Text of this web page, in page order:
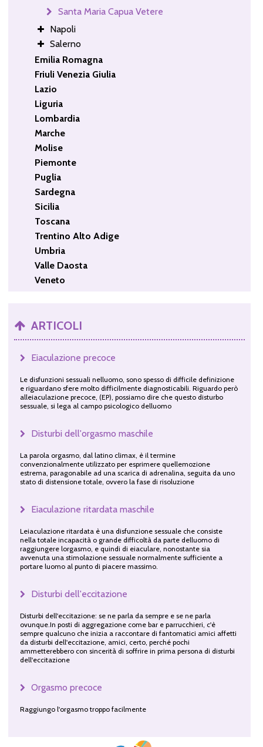
Santa Maria Capua Vetere
Napoli
Salerno
Emilia Romagna
Friuli Venezia Giulia
Lazio
Liguria
Lombardia
Marche
Molise
Piemonte
Puglia
Sardegna
Sicilia
Toscana
Trentino Alto Adige
Umbria
Valle Daosta
Veneto
ARTICOLI
Eiaculazione precoce
Le disfunzioni sessuali nelluomo, sono spesso di difficile definizione
e riguardano sfere molto difficilmente diagnosticabili. Riguardo però
alleiaculazione precoce, (EP), possiamo dire che questo disturbo
sessuale, si lega al campo psicologico delluomo
Disturbi dell'orgasmo maschile
La parola orgasmo, dal latino climax, è il termine
convenzionalmente utilizzato per esprimere quellemozione
estrema, paragonabile ad una scarica di adrenalina, seguita da uno
stato di distensione totale, ovvero la fase di risoluzione
Eiaculazione ritardata maschile
Leiaculazione ritardata è una disfunzione sessuale che consiste
nella totale incapacità o grande difficoltà da parte delluomo di
raggiungere lorgasmo, e quindi di eiaculare, nonostante sia
avvenuta una stimolazione sessuale normalmente sufficiente a
portare luomo al punto di piacere massimo.
Disturbi dell'eccitazione
Disturbi dell'eccitazione: se ne parla da sempre e se ne parla
ovunque.In posti di aggregazione come bar e parrucchieri, c'è
sempre qualcuno che inizia a raccontare di fantomatici amici affetti
da disturbi dell'eccitazione, amici, certo, perché pochi
ammetterebbero con sincerità di soffrire in prima persona di disturbi
dell'eccitazione
Orgasmo precoce
Raggiungo l'orgasmo troppo facilmente